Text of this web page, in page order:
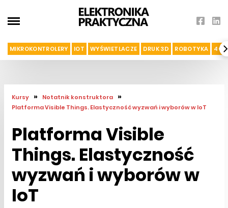
MIKROKONTROLERY IOT WYŚWIETLACZE DRUK 3D ROBOTYKA 4G I
Kursy » Notatnik konstruktora »
Platforma Visible Things. Elastyczność wyzwań i wyborów w IoT
Platforma Visible
Things. Elastyczność
wyzwań i wyborów w
IoT